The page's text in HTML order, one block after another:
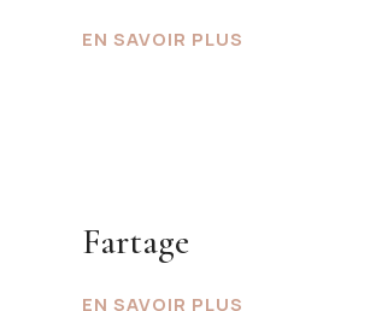
EN SAVOIR PLUS
Fartage
EN SAVOIR PLUS